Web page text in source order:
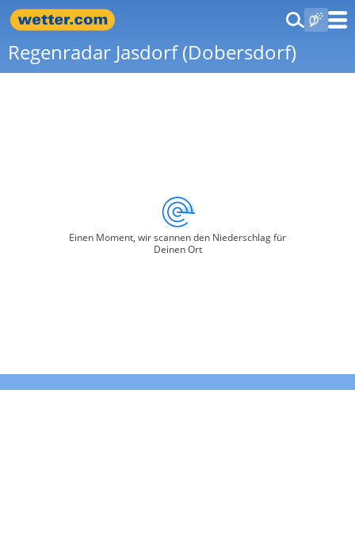
Regenradar Jasdorf (Dobersdorf)
Einen Moment, wir scannen den Niederschlag für
Deinen Ort